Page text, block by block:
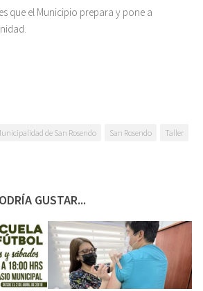
que el Municipio prepara y pone a
de San Rosendo San Rosendo
Taller
GUSTAR...